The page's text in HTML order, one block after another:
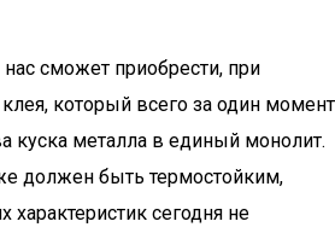
сможет приобрести, при
который всего за один момент
куска металла в единый монолит.
должен быть термостойким,
характеристик сегодня не